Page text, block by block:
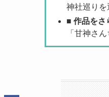
神社巡りを
■ 作品をさ
「甘神さ